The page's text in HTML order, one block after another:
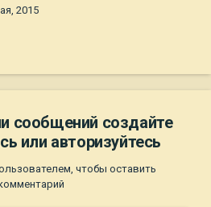
2015
сообщений создайте
или авторизуйтесь
чтобы оставить